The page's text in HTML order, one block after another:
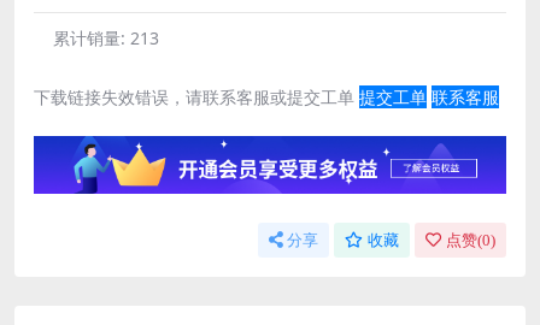
累计销量: 213
下载链接失效错误，请联系客服或提交工单 提交工单 联系客服
分享 收藏 点赞(0)